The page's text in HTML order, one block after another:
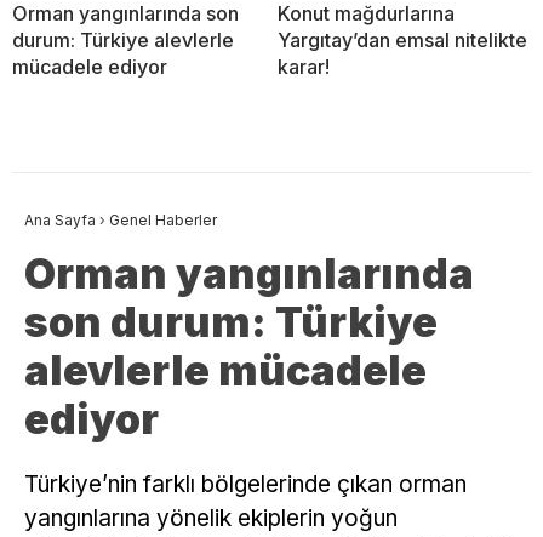
Orman yangınlarında son
durum: Türkiye alevlerle
mücadele ediyor
Konut mağdurlarına
Yargıtay’dan emsal nitelikte
karar!
Ana Sayfa › Genel Haberler
Orman yangınlarında
son durum: Türkiye
alevlerle mücadele
ediyor
Türkiye’nin farklı bölgelerinde çıkan orman
yangınlarına yönelik ekiplerin yoğun